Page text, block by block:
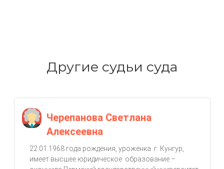
Другие судьи суда
Черепанова Светлана
Алексеевна
22.01.1968 года рождения, уроженка г. Кунгур,
имеет высшее юридическое образование –